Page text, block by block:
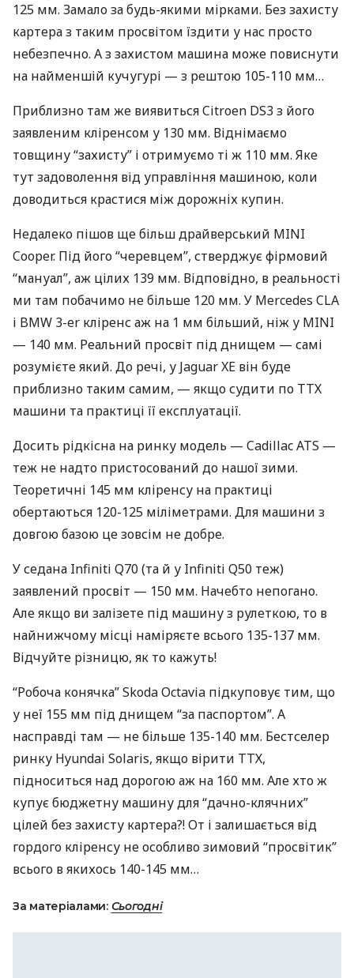
125 мм. Замало за будь-якими мірками. Без захисту
картера з таким просвітом їздити у нас просто
небезпечно. А з захистом машина може повиснути
на найменшій кучугурі — з рештою 105-110 мм…
Приблизно там же виявиться Citroеn DS3 з його
заявленим кліренсом у 130 мм. Віднімаємо
товщину “захисту” і отримуємо ті ж 110 мм. Яке
тут задоволення від управління машиною, коли
доводиться крастися між дорожніх купин.
Недалеко пішов ще більш драйверський MINI
Cooper. Під його “черевцем”, стверджує фірмовий
“мануал”, аж цілих 139 мм. Відповідно, в реальності
ми там побачимо не більше 120 мм. У Mercedes CLA
і BMW 3-er кліренс аж на 1 мм більший, ніж у MINI
— 140 мм. Реальний просвіт під днищем — самі
розумієте який. До речі, у Jaguar XE він буде
приблизно таким самим, — якщо судити по ТТХ
машини та практиці її експлуатації.
Досить рідкісна на ринку модель — CadillacATS —
теж не надто пристосований до нашої зими.
Теоретичні 145 мм кліренсу на практиці
обертаються 120-125 міліметрами. Для машини з
довгою базою це зовсім не добре.
У седана Infiniti Q70 (та й у Infiniti Q50 теж)
заявлений просвіт — 150 мм. Начебто непогано.
Але якщо ви залізете під машину з рулеткою, то в
найнижчому місці наміряєте всього 135-137 мм.
Відчуйте різницю, як то кажуть!
“Робоча конячка” Skoda Octavia підкуповує тим, що
у неї 155 мм під днищем “за паспортом”. А
насправді там — не більше 135-140 мм. Бестселер
ринку Hyundai Solaris, якщо вірити ТТХ,
підноситься над дорогою аж на 160 мм. Але хто ж
купує бюджетну машину для “дачно-клячних”
цілей без захисту картера?! От і залишається від
гордого кліренсу не особливо зимовий “просвітик”
всього в якихось 140-145 мм…
За матеріалами: Сьогодні